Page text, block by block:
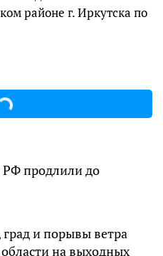
районе г. Иркутска по
продлили до
и порывы ветра
на выходных